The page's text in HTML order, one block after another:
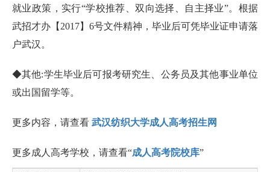
就业政策，实行“学校推荐、双向选择、自主择业”。根据
武招才办【2017】6号文件精神，毕业后可凭毕业证申请落
户武汉。
◆其他:学生毕业后可报考研究生、公务员及其他事业单位
或出国留学等。
更多内容，请查看 武汉纺织大学成人高考招生网
更多成人高考学校，请查看“成人高考院校库”